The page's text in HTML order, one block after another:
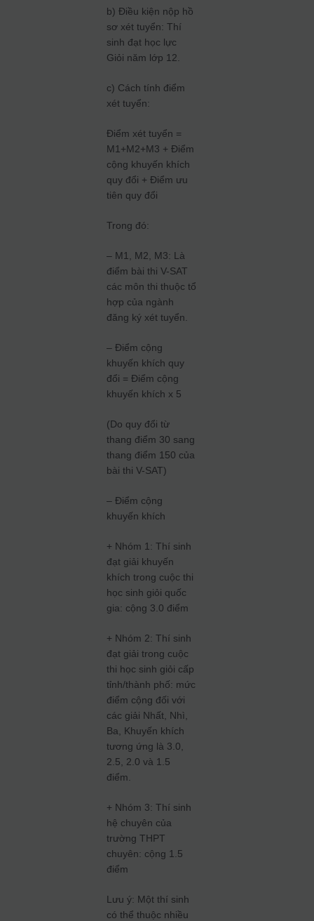
b) Điều kiện nộp hồ
sơ xét tuyển: Thí
sinh đạt học lực
Giỏi năm lớp 12.
c) Cách tính điểm
xét tuyển:
Điểm xét tuyển =
M1+M2+M3 + Điểm
cộng khuyến khích
quy đổi + Điểm ưu
tiên quy đổi
Trong đó:
– M1, M2, M3: Là
điểm bài thi V-SAT
các môn thi thuộc tổ
hợp của ngành
đăng ký xét tuyển.
– Điểm cộng
khuyến khích quy
đổi = Điểm cộng
khuyến khích x 5
(Do quy đổi từ
thang điểm 30 sang
thang điểm 150 của
bài thi V-SAT)
– Điểm cộng
khuyến khích
+ Nhóm 1: Thí sinh
đạt giải khuyến
khích trong cuộc thi
học sinh giỏi quốc
gia: cộng 3.0 điểm
+ Nhóm 2: Thí sinh
đạt giải trong cuộc
thi học sinh giỏi cấp
tỉnh/thành phố: mức
điểm cộng đối với
các giải Nhất, Nhì,
Ba, Khuyến khích
tương ứng là 3.0,
2.5, 2.0 và 1.5
điểm.
+ Nhóm 3: Thí sinh
hệ chuyên của
trường THPT
chuyên: cộng 1.5
điểm
Lưu ý: Một thí sinh
có thể thuộc nhiều